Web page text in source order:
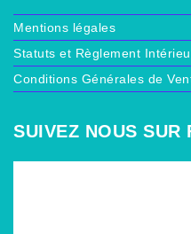
Mentions légales
Statuts et Règlement
Conditions Générales de
SUIVEZ NOUS SUR